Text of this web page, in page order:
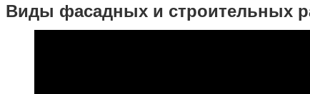
Виды фасадных и строительных